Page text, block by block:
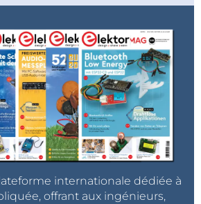
internationale dédiée à
offrant aux ingénieurs,